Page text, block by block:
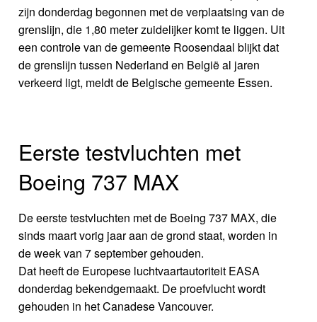
zijn donderdag begonnen met de verplaatsing van de
grenslijn, die 1,80 meter zuidelijker komt te liggen. Uit
een controle van de gemeente Roosendaal blijkt dat
de grenslijn tussen Nederland en België al jaren
verkeerd ligt, meldt de Belgische gemeente Essen.
Eerste testvluchten met
Boeing 737 MAX
De eerste testvluchten met de Boeing 737 MAX, die
sinds maart vorig jaar aan de grond staat, worden in
de week van 7 september gehouden.
Dat heeft de Europese luchtvaartautoriteit EASA
donderdag bekendgemaakt. De proefvlucht wordt
gehouden in het Canadese Vancouver.